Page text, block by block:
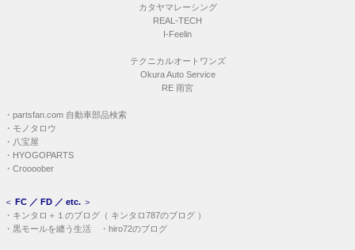
カタヤマレーシング
REAL-TECH
I-Feelin
テクニカルオートワンズ
Okura Auto Service
RE 雨宮
・ partsfan.com 自動車部品検索
・ モノタロウ
・ 八宝屋
・ HYOGOPARTS
・ Croooober
＜ FC ／ FD ／ etc. ＞
・ キンタロ＋１のブログ （ キンタロ787のブログ ）
・ 黒モールを纏う生活 ・ hiro72のブログ